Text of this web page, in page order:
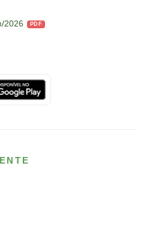
2026
PDF